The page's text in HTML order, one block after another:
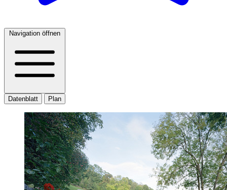
Navigation öffnen
Datenblatt Plan